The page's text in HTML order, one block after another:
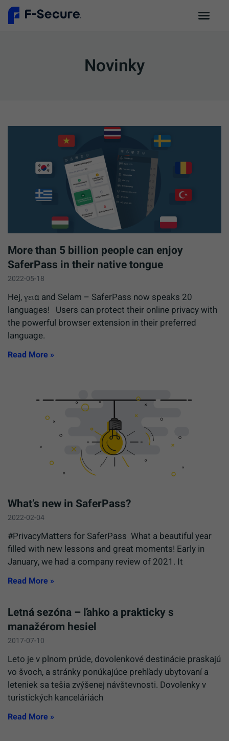
Novinky
More than 5 billion people can enjoy
SaferPass in their native tongue
2022-05-18
Hej, γεια and Selam – SaferPass now speaks 20
languages! Users can protect their online privacy with
the powerful browser extension in their preferred
language.
Read More »
What’s new in SaferPass?
2022-02-04
#PrivacyMatters for SaferPass What a beautiful year
filled with new lessons and great moments! Early in
January, we had a company review of 2021. It
Read More »
Letná sezóna – ľahko a prakticky s
manažérom hesiel
2017-07-10
Leto je v plnom prúde, dovolenkové destinácie praskajú
vo švoch, a stránky ponúkajúce prehľady ubytovaní a
leteniek sa tešia zvýšenej návštevnosti. Dovolenky v
turistických kanceláriách
Read More »